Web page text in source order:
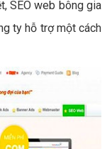
SEO web bông gia
ty hỗ trợ một cách